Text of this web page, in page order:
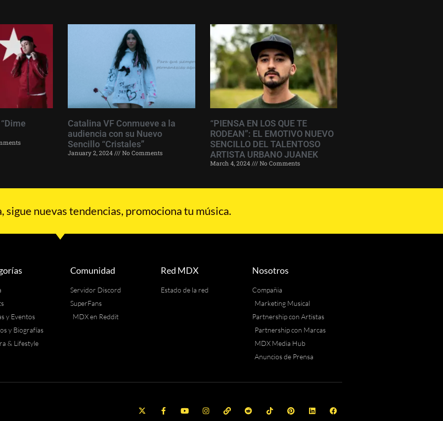
Catalina VF Conmueve a la
audiencia con su Nuevo
Sencillo “Cristales”
January 2, 2024 No Comments
“PIENSA EN LOS QUE TE
RODEAN”: EL EMOTIVO NUEVO
SENCILLO DEL TALENTOSO
ARTISTA URBANO JUANEK
March 4, 2024 No Comments
sigue nuevas tendencias, promociona tu música.
y Eventos
y Biografías
& Lifestyle
Comunidad
Servidor Discord
SuperFans
MDX en Reddit
Red MDX
Estado de la red
Nosotros
Compañia
Marketing Musical
Partnership con Artistas
Partnership con Marcas
MDX Media Hub
Anuncios de Prensa